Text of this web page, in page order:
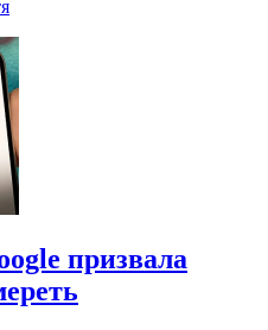
призвала